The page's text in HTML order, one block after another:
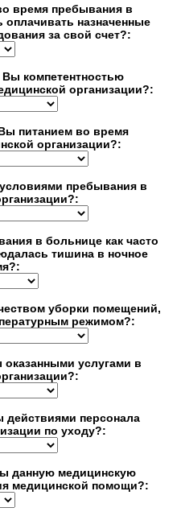
время пребывания в
назначенные
за свой счет?:
компетентностью
организации?:
питанием во время
организации?:
пребывания в
в больнице как часто
тишина в ночное
уборки помещений,
режимом?:
услугами в
персонала
по уходу?:
данную медицинскую
медицинской помощи?: